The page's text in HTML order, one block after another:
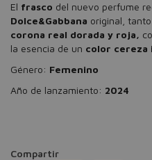
El frasco del nuevo perfume
Dolce&Gabbana original,
corona real dorada y roja,
la esencia de un color cereza
Género: Femenino
Año de lanzamiento: 2024
Compartir